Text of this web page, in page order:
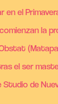
en el
la
el ser
de